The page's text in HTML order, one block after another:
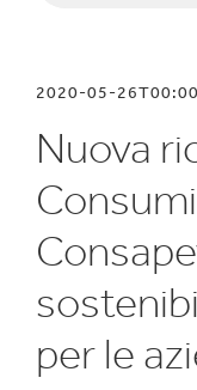
Relazioni con i
Bilanci
2020-05-
Nuova
per le